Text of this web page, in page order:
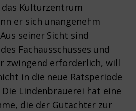
Kulturzentrum
er sich unangenehm
seiner Sicht sind
Fachausschusses und
zwingend erforderlich, will
in die neue Ratsperiode
Lindenbrauerei hat eine
die der Gutachter zur